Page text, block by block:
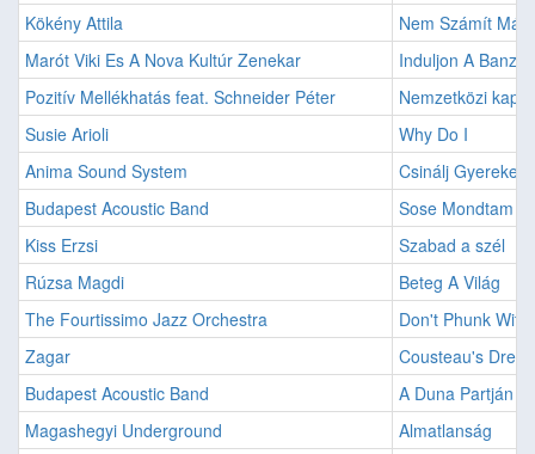
Kökény Attila
Nem Számít Már
Marót Viki Es A Nova Kultúr Zenekar
Induljon A Banzáj
Pozitív Mellékhatás feat. Schneider Péter
Nemzetközi
Susie Arioli
Why Do I
Anima Sound System
Csinálj Gyereket!
Budapest Acoustic Band
Sose Mondtam
Kiss Erzsi
Szabad a szél
Rúzsa Magdi
Beteg A Világ
The Fourtissimo Jazz Orchestra
Don't Phunk
Zagar
Cousteau's
Budapest Acoustic Band
A Duna Partján
Magashegyi Underground
Almatlanság